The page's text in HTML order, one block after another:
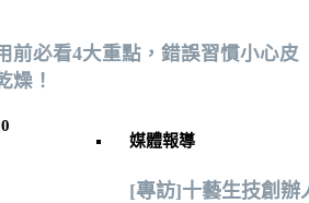
媒體報導
[專訪]十藝生技創辦
前必看4大重點，錯誤習慣小心皮
燥！